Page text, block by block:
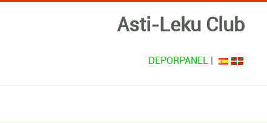
Asti-Leku Club
DEPORPANEL |